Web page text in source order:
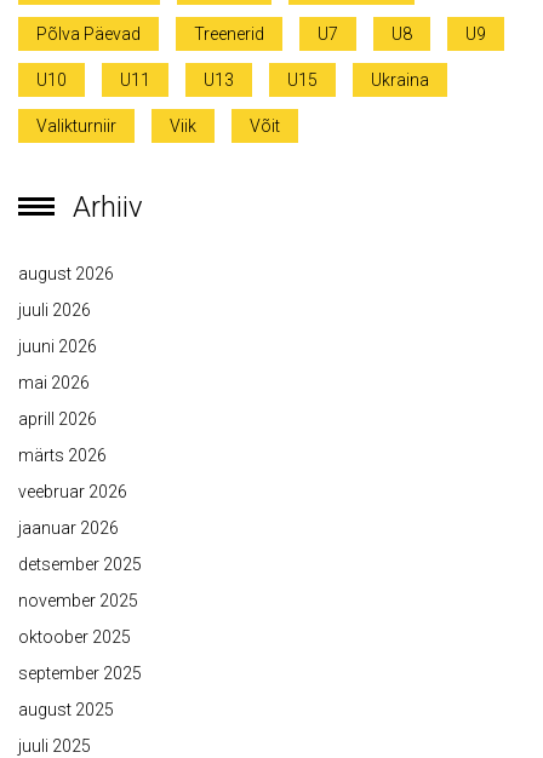
Põlva Päevad Treenerid U7 U8 U9
U10 U11 U13 U15 Ukraina
Valikturniir Viik Võit
Arhiiv
august 2026
juuli 2026
juuni 2026
mai 2026
aprill 2026
märts 2026
veebruar 2026
jaanuar 2026
detsember 2025
november 2025
oktoober 2025
september 2025
august 2025
juuli 2025